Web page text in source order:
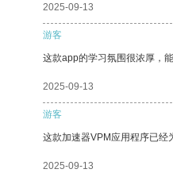
2025-09-13
游客
这款app的学习氛围很浓厚，
2025-09-13
游客
这款加速器VPM应用程序已经
2025-09-13